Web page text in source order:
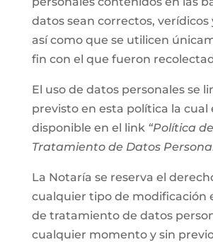
datos sean correctos, verídicos
así como que se utilicen
fin con el que fueron
El uso de datos personales se
previsto en esta política la cual
disponible en el link “Política de
Tratamiento de Datos
La Notaría se reserva el
cualquier tipo de modificación
de tratamiento de datos
cualquier momento y sin